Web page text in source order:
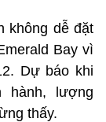
không dễ đặt
Bay vì
Dự báo khi
hành, lượng
thấy.